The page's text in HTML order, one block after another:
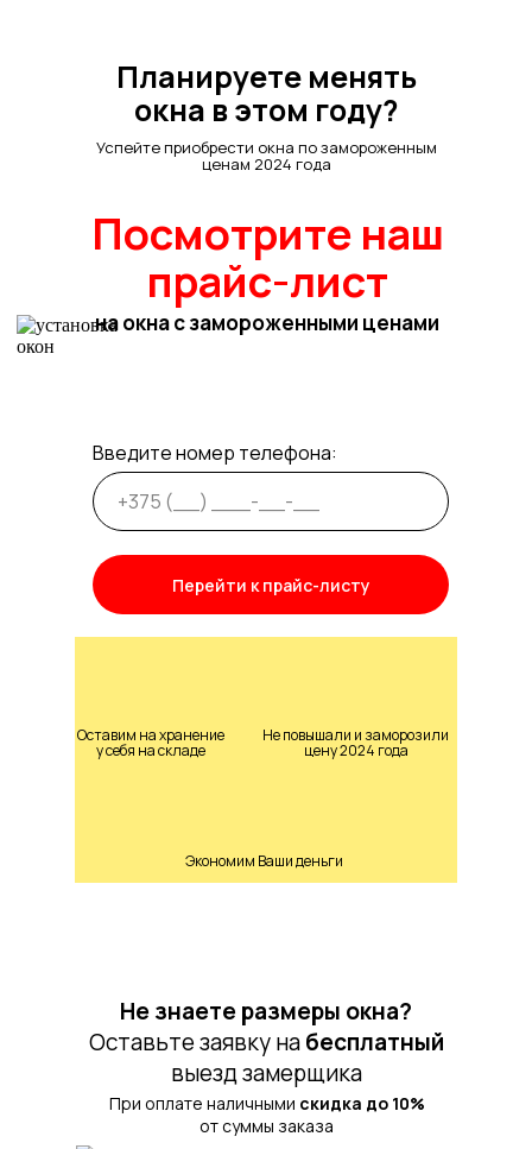
Планируете менять
окна в этом году?
Успейте приобрести окна по замороженным
ценам 2024 года
Посмотрите наш
прайс-лист
на окна с замороженными ценами
Введите номер телефона:
Перейти к прайс-листу
Оставим на хранение
у себя на складе
Не повышали и заморозили
цену 2024 года
Экономим Ваши деньги
Не знаете размеры окна?
Оставьте заявку набесплатный
выезд замерщика
При оплате наличными скидка до 10%
от суммы заказа